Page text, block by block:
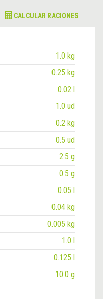
CALCULAR RACIONES
1.0 kg
0.25 kg
0.02 l
1.0 ud
0.2 kg
0.5 ud
2.5 g
0.5 g
0.05 l
0.04 kg
0.005 kg
1.0 l
0.125 l
10.0 g